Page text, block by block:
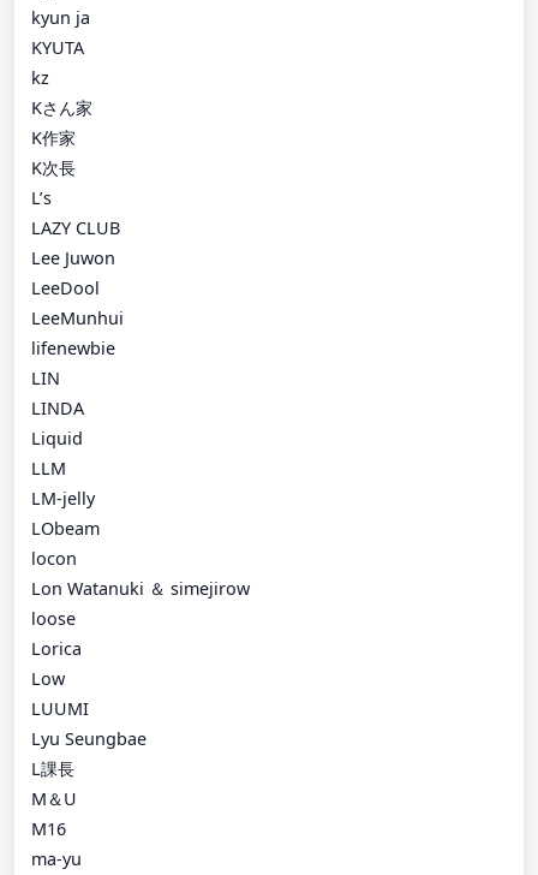
kyun ja
KYUTA
kz
Kさん家
K作家
K次長
L’s
LAZY CLUB
Lee Juwon
LeeDool
LeeMunhui
lifenewbie
LIN
LINDA
Liquid
LLM
LM-jelly
LObeam
locon
Lon Watanuki ＆ simejirow
loose
Lorica
Low
LUUMI
Lyu Seungbae
L課長
M＆U
M16
ma-yu